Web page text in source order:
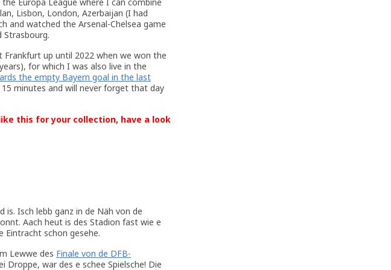
Lisbon, London, Azerbaijan (I had
and watched the Arsenal-Chelsea game
Strasbourg.
up until 2022 when we won the
for which I was also live in the
the empty Bayern goal in the last
minutes and will never forget that day
this for your collection, have a look
is. Isch lebb ganz in de Näh von de
Aach heut is des Stadion fast wie e
Eintracht schon gesehe.
Lewwe des Finale von de DFB-
Droppe, war des e schee Spielsche! Die